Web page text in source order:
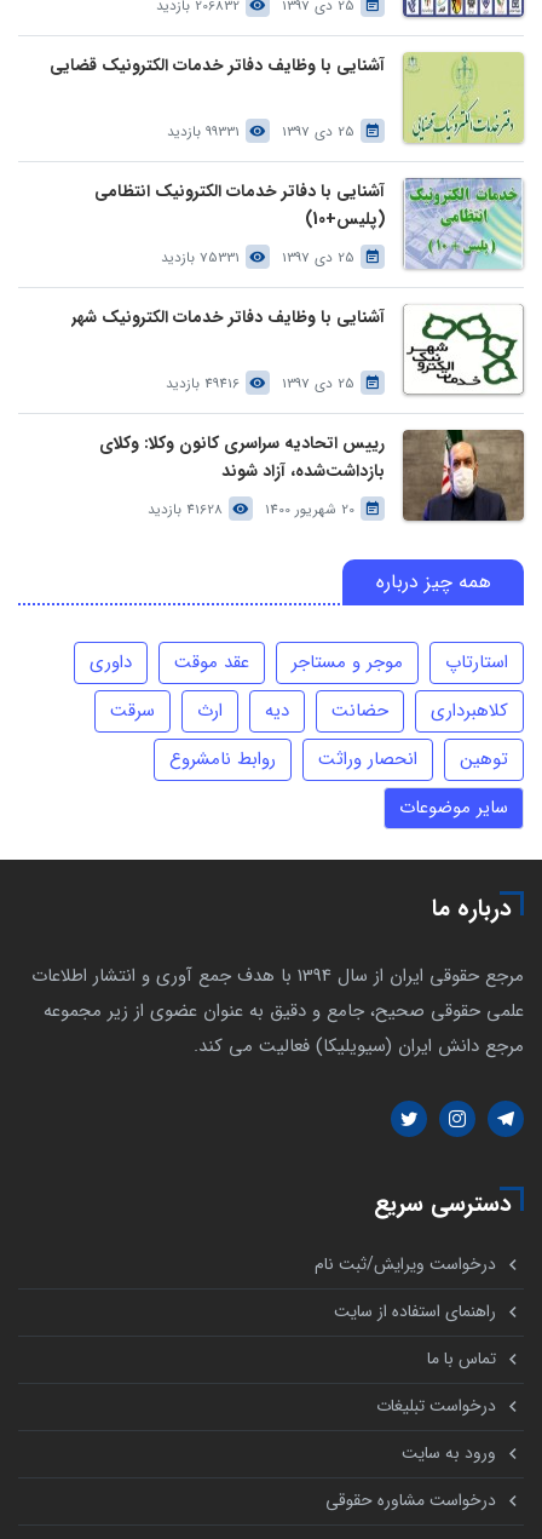
25 دی 1397 206832 بازدید
آشنایی با وظایف دفاتر خدمات الکترونیک قضایی
25 دی 1397 99331 بازدید
آشنایی با دفاتر خدمات الکترونیک انتظامی
(پلیس+10)
25 دی 1397 75331 بازدید
آشنایی با وظایف دفاتر خدمات الکترونیک شهر
25 دی 1397 49416 بازدید
رییس اتحادیه سراسری کانون وکلا: وکلای
بازداشت‌شده، آزاد شوند
20 شهریور 1400 41628 بازدید
همه چیز درباره
استارتاپ موجر و مستاجر عقد موقت
داوری
کلاهبرداری
حضانت دیه ارث
سرقت
توهین
انحصار وراثت
روابط نامشروع
سایر موضوعات
درباره ما
مرجع حقوقی ایران از سال 1394 با هدف جمع آوری و انتشار اطلاعات
علمی حقوقی صحیح، جامع و دقیق به عنوان عضوی از زیر مجموعه
مرجع دانش ایران (سیویلیکا) فعالیت می کند.
دسترسی سریع
درخواست ویرایش/ثبت نام
راهنمای استفاده از سایت
تماس با ما
درخواست تبلیغات
ورود به سایت
درخواست مشاوره حقوقی